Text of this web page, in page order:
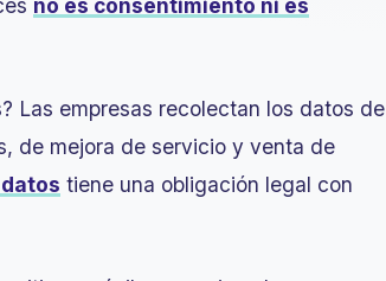
Las empresas recolectan los datos de
de mejora de servicio y venta de
tiene una obligación legal con